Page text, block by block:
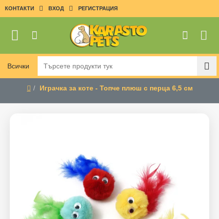
КОНТАКТИ ВХОД РЕГИСТРАЦИЯ
Всички
Търсете
продукти
Играчка за коте - Топче плюш с перца 6,5 см